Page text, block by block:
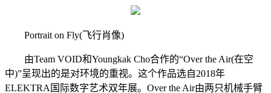
Portrait on Fly(飞行肖像)
由Team VOID和Youngkak Cho合作的“Over the Air(在空
中)”呈现出的是对环境的重视。这个作品选自2018年
ELEKTRA国际数字艺术双年展。Over the Air由两只机械手臂